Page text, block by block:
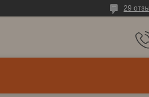
29